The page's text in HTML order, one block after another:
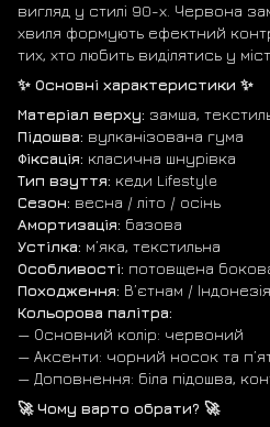
вигляд у стилі 90-х. Червона
хвиля формують ефектний
тих, хто любить виділятись у
✨ Основні характеристики ✨
Матеріал верху: замша,
Підошва: вулканізована гума
Фіксація: класична шнурівка
Тип взуття: кеди Lifestyle
Сезон: весна / літо / осінь
Амортизація: базова
Устілка: м’яка, текстильна
Особливості: потовщена
Походження: В’єтнам / Індонезія
Кольорова палітра:
— Основний колір: червоний
— Аксенти: чорний носок та
— Доповнення: біла підошва,
🚀 Чому варто обрати? 🚀